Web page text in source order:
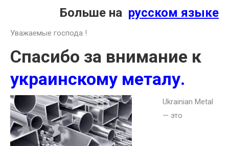
Больше на русском языке
Уважаемые господа !
Спасибо за внимание к
украинскому металу.
Ukrainian Metal
— это